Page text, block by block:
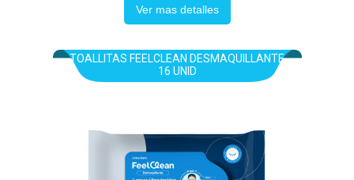
Ver mas detalles
TOALLITAS FEELCLEAN DESMAQUILLANTE
16 UNID